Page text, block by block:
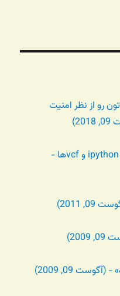
رو از نظر امنیت
جادی تی وی ۰۰۷ – ipython notebook و vcfها -
2011)